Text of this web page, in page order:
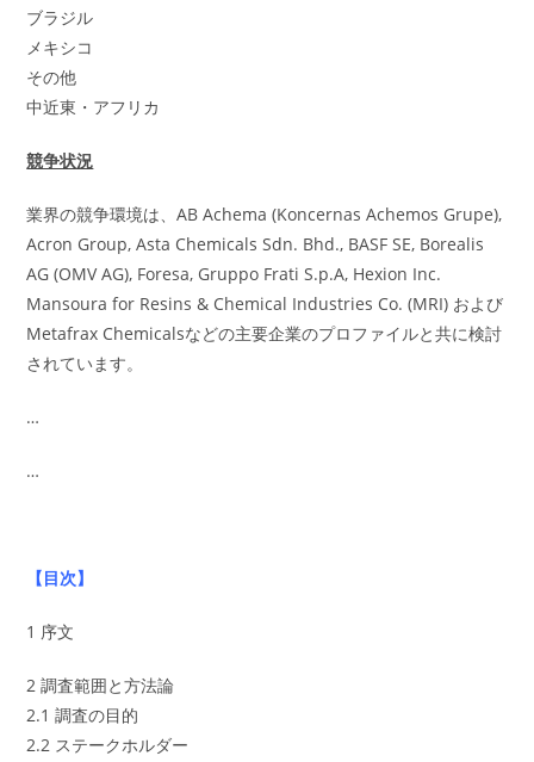
ブラジル
メキシコ
その他
中近東・アフリカ
競争状況
業界の競争環境は、AB Achema (Koncernas Achemos Grupe),
Acron Group, Asta Chemicals Sdn. Bhd., BASF SE, Borealis
AG (OMV AG), Foresa, Gruppo Frati S.p.A, Hexion Inc.
Mansoura for Resins & Chemical Industries Co. (MRI) および
Metafrax Chemicalsなどの主要企業のプロファイルと共に検討
されています。
…
…
【目次】
1 序文
2 調査範囲と方法論
2.1 調査の目的
2.2 ステークホルダー